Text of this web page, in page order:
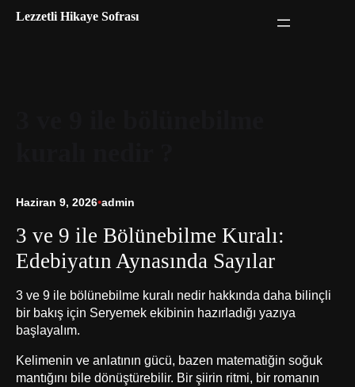
Lezzetli Hikaye Sofrası
Haziran 9, 2026•admin
3 ve 9 ile Bölünebilme Kuralı:
Edebiyatın Aynasında Sayılar
3 ve 9 ile bölünebilme kuralı nedir hakkında daha bilinçli
bir bakış için Seryemek ekibinin hazırladığı yazıya
başlayalım.
Kelimenin ve anlatının gücü, bazen matematiğin soğuk
mantığını bile dönüştürebilir. Bir şiirin ritmi, bir romanın